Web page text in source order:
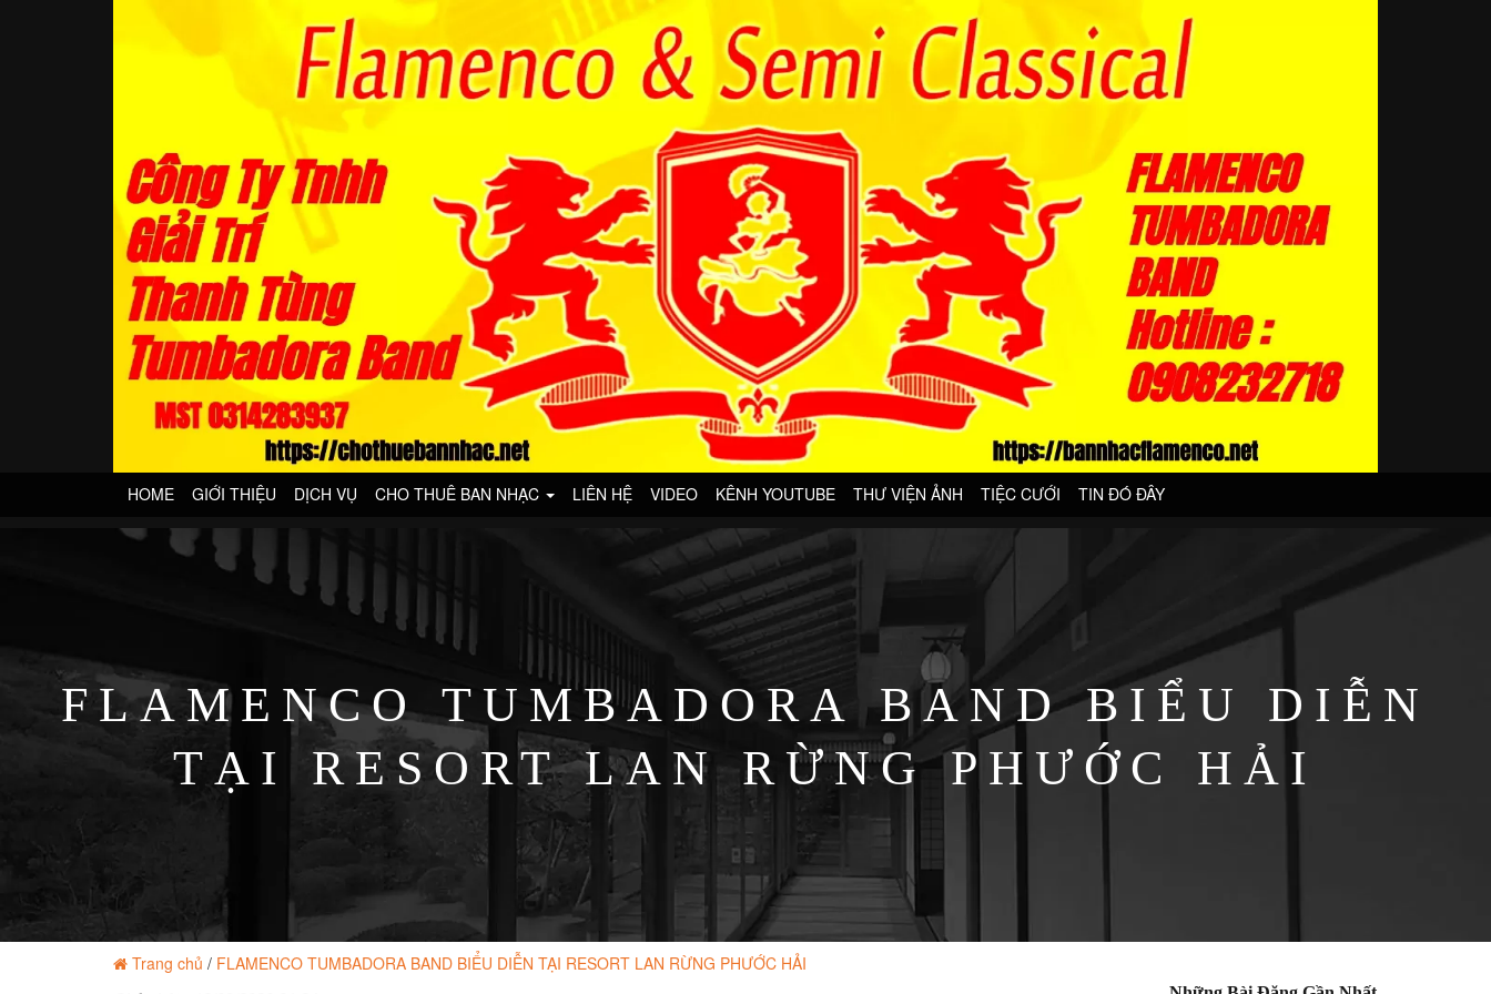
HOME GIỚI THIỆU DỊCH VỤ CHO THUÊ BAN NHẠC LIÊN HỆ VIDEO KÊNH YOUTUBE THƯ VIỆN ẢNH TIỆC CƯỚI TIN ĐÓ ĐÂY
FLAMENCO TUMBADORA BAND BIỂU DIỄN
TẠI RESORT LAN RỪNG PHƯỚC HẢI
Trang chủ / FLAMENCO TUMBADORA BAND BIỂU DIỄN TẠI RESORT LAN RỪNG PHƯỚC HẢI